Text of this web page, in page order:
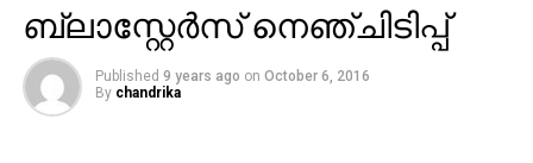
ബ്ലാസ്റ്റേര്‍സ് നെഞ്ചിടിപ്പ്
Published 9 years ago on October 6, 2016
By chandrika